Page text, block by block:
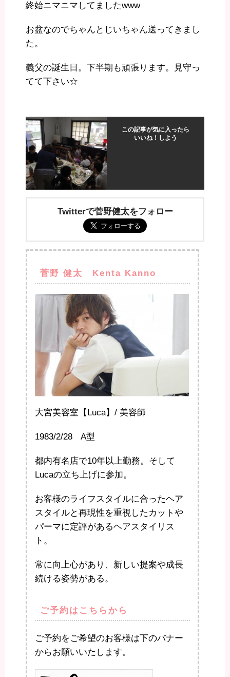
終始ニマニマしてましたwww
お盆なのでちゃんとじいちゃん送ってきまし
た。
義父の誕生日。下半期も頑張ります。見守っ
てて下さい☆
この記事が気に入ったら
いいね！しよう
Twitterで菅野健太をフォロー
菅野 健太 Kenta Kanno
大宮美容室【Luca】/ 美容師
1983/2/28 A型
都内有名店で10年以上勤務。そして
Lucaの立ち上げに参加。
お客様のライフスタイルに合ったヘア
スタイルと再現性を重視したカットや
パーマに定評があるヘアスタイリス
ト。
常に向上心があり、新しい提案や成長
続ける姿勢がある。
ご予約はこちらから
ご予約をご希望のお客様は下のバナー
からお願いいたします。